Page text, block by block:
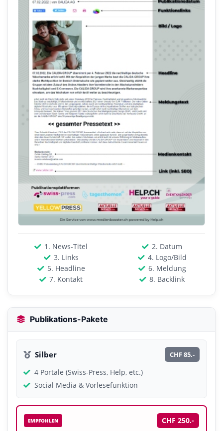
1. News-Titel
2. Datum
3. Links
4. Logo/Bild
5. Headline
6. Meldung
7. Kontakt
8. Backlink
Publikations-Pakete
Silber CHF 85.-
4 Portale (Swiss-Press, Help, etc.)
Social Media & Vorlesefunktion
EMPFOHLEN CHF 250.-